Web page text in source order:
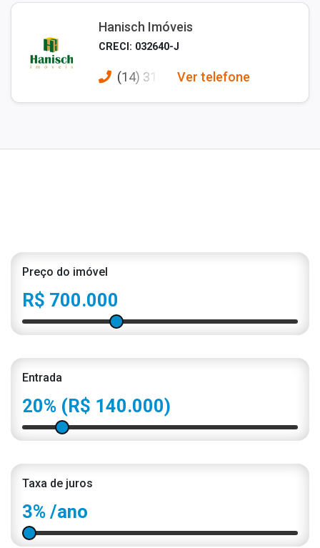
Hanisch Imóveis
CRECI: 032640-J
(14) 310 Ver telefone
Preço do imóvel
R$ 700.000
Entrada
20% (R$ 140.000)
Taxa de juros
3% /ano